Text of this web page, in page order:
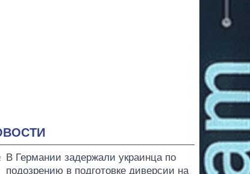
В Германии задержали украинца по
подозрению в подготовке диверсии на